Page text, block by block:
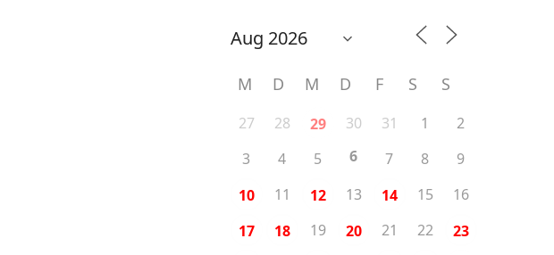
M D M D F S S
27 28 29 30 31 1
2
3
4 5 6 7 8
9
10
11 12 13 14 15
16
17
18 19 20 21 22
23